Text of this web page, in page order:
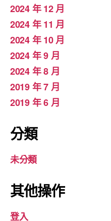
2024 年 12 月
2024 年 11 月
2024 年 10 月
2024 年 9 月
2024 年 8 月
2019 年 7 月
2019 年 6 月
分類
未分類
其他操作
登入